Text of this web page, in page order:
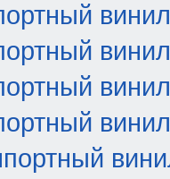
винил
винил
винил
винил